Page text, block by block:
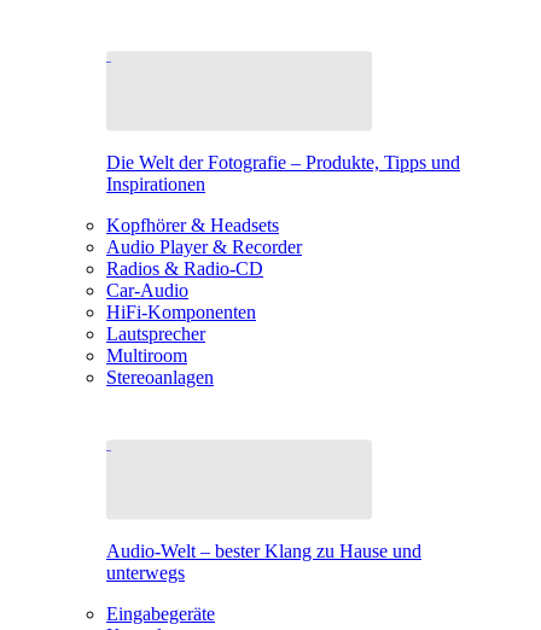
Die Welt der Fotografie – Produkte, Tipps und
Inspirationen
Kopfhörer & Headsets
Audio Player & Recorder
Radios & Radio-CD
Car-Audio
HiFi-Komponenten
Lautsprecher
Multiroom
Stereoanlagen
Audio-Welt – bester Klang zu Hause und
unterwegs
Eingabegeräte